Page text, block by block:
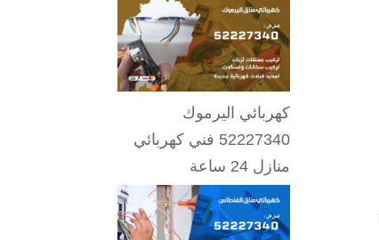
كهربائي اليرموك
52227340 فني كهربائي
منازل 24 ساعة